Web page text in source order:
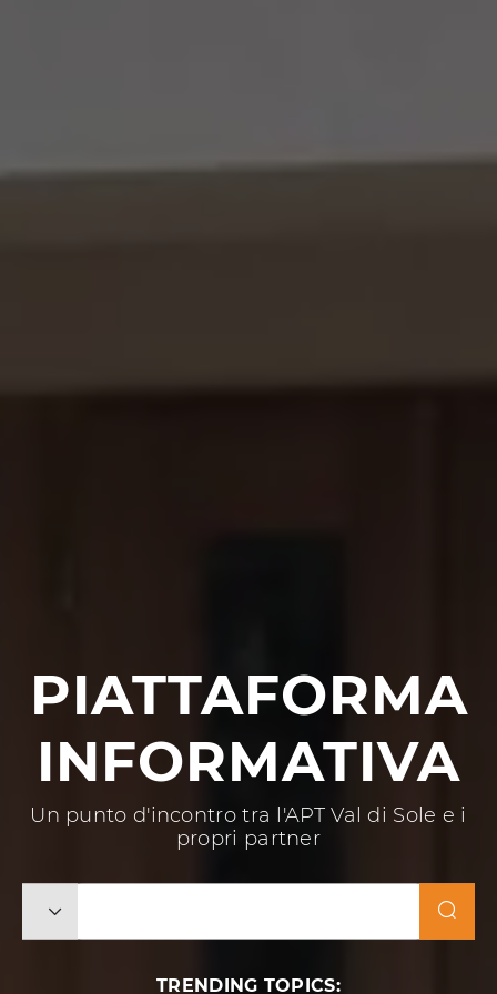
PIATTAFORMA
INFORMATIVA
Un punto d'incontro tra l'APT Val di Sole e i
propri partner
TRENDING TOPICS: